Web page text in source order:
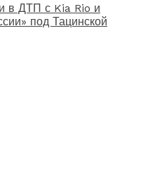
в ДТП с Kia Rio и
под Тацинской